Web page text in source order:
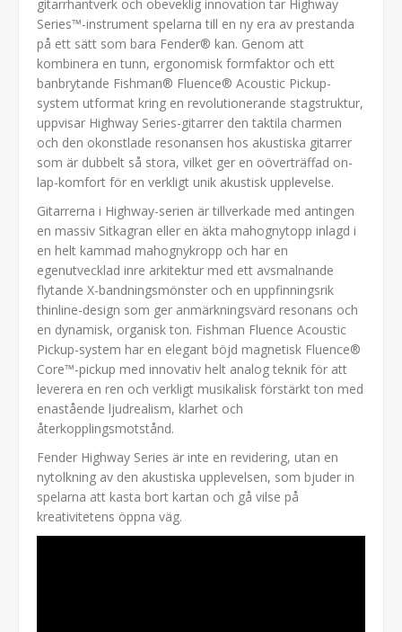
gitarrhantverk och obeveklig innovation tar Highway
Series™-instrument spelarna till en ny era av prestanda
på ett sätt som bara Fender® kan. Genom att
kombinera en tunn, ergonomisk formfaktor och ett
banbrytande Fishman® Fluence® Acoustic Pickup-
system utformat kring en revolutionerande stagstruktur,
uppvisar Highway Series-gitarrer den taktila charmen
och den okonstlade resonansen hos akustiska gitarrer
som är dubbelt så stora, vilket ger en oöverträffad on-
lap-komfort för en verkligt unik akustisk upplevelse.
Gitarrerna i Highway-serien är tillverkade med antingen
en massiv Sitkagran eller en äkta mahognytopp inlagd i
en helt kammad mahognykropp och har en
egenutvecklad inre arkitektur med ett avsmalnande
flytande X-bandningsmönster och en uppfinningsrik
thinline-design som ger anmärkningsvärd resonans och
en dynamisk, organisk ton. Fishman Fluence Acoustic
Pickup-system har en elegant böjd magnetisk Fluence®
Core™-pickup med innovativ helt analog teknik för att
leverera en ren och verkligt musikalisk förstärkt ton med
enastående ljudrealism, klarhet och
återkopplingsmotstånd.
Fender Highway Series är inte en revidering, utan en
nytolkning av den akustiska upplevelsen, som bjuder in
spelarna att kasta bort kartan och gå vilse på
kreativitetens öppna väg.